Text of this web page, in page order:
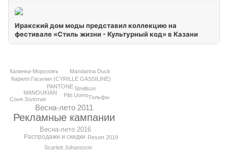
Иракский дом моды представил коллекцию на
фестивале «Стиль жизни - Культурный код» в Казани
Рекламные кампании
Весна-лето 2011
Весна-лето 2016
Распродажи и скидки
Pitti Uomo
Scarlett Johansson
MANOUKIAN
PANTONE
Кирилл Гасилин (CYRILLE GASSILINE)
Соня Золотая
Калинка-Морозовъ
Гольфы
Mandarina Duck
Strellson
Resort 2019